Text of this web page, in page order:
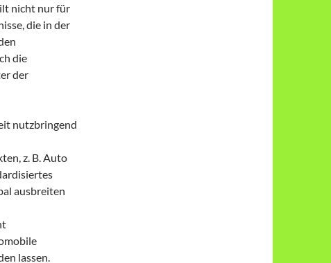
nicht nur für
die in der
die
der
nutzbringend
z. B. Auto
ausbreiten
lassen.